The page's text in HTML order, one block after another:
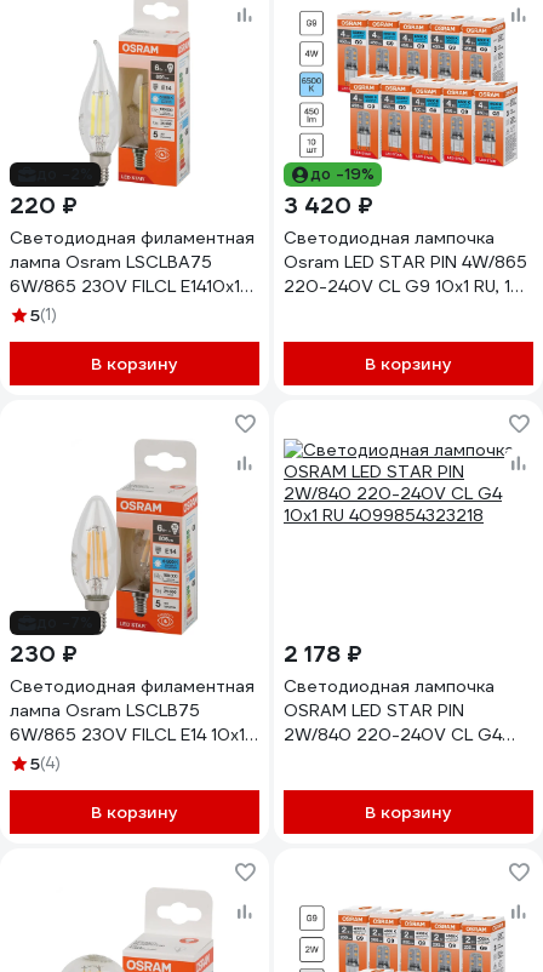
220 ₽
Светодиодная филаментная
лампа Osram LSCLBA75
6W/865 230V FILCL E1410x1
4058075688162
5(1)
В корзину
до -19%
3 420 ₽
Светодиодная лампочка
Osram LED STAR PIN 4W/865
220-240V CL G9 10x1 RU, 10
В корзину
230 ₽
Светодиодная филаментная
лампа Osram LSCLB75
6W/865 230V FILCL E14 10x1
4058075688001
5(4)
В корзину
2 178 ₽
Светодиодная лампочка
OSRAM LED STAR PIN
2W/840 220-240V CL G4
В корзину